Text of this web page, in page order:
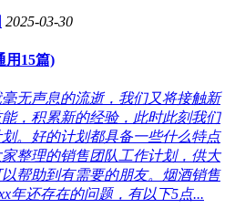
2025-03-30
用15篇)
无声息的流逝，我们又将接触新
，积累新的经验，此时此刻我们
。好的计划都具备一些什么特点
整理的销售团队工作计划，供大
帮助到有需要的朋友。烟酒销售
年还存在的问题，有以下5点...